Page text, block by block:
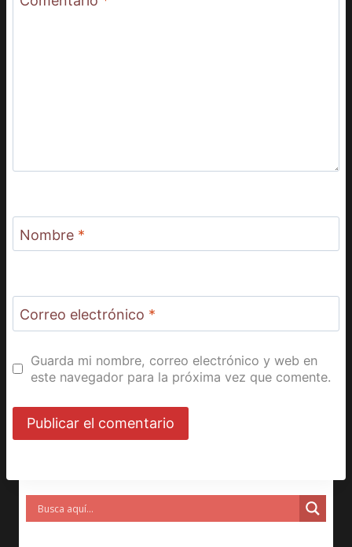
Nombre *
Correo electrónico *
Guarda mi nombre, correo electrónico y web en
este navegador para la próxima vez que comente.